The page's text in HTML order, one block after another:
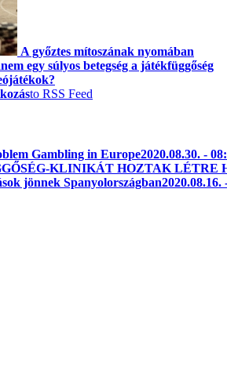
A győztes mítoszának nyomában
egy súlyos betegség a játékfüggőség
to RSS Feed
Gambling in Europe2020.08.30. -
KLINIKÁT HOZTAK LÉTRE
jönnek Spanyolországban2020.08.16.